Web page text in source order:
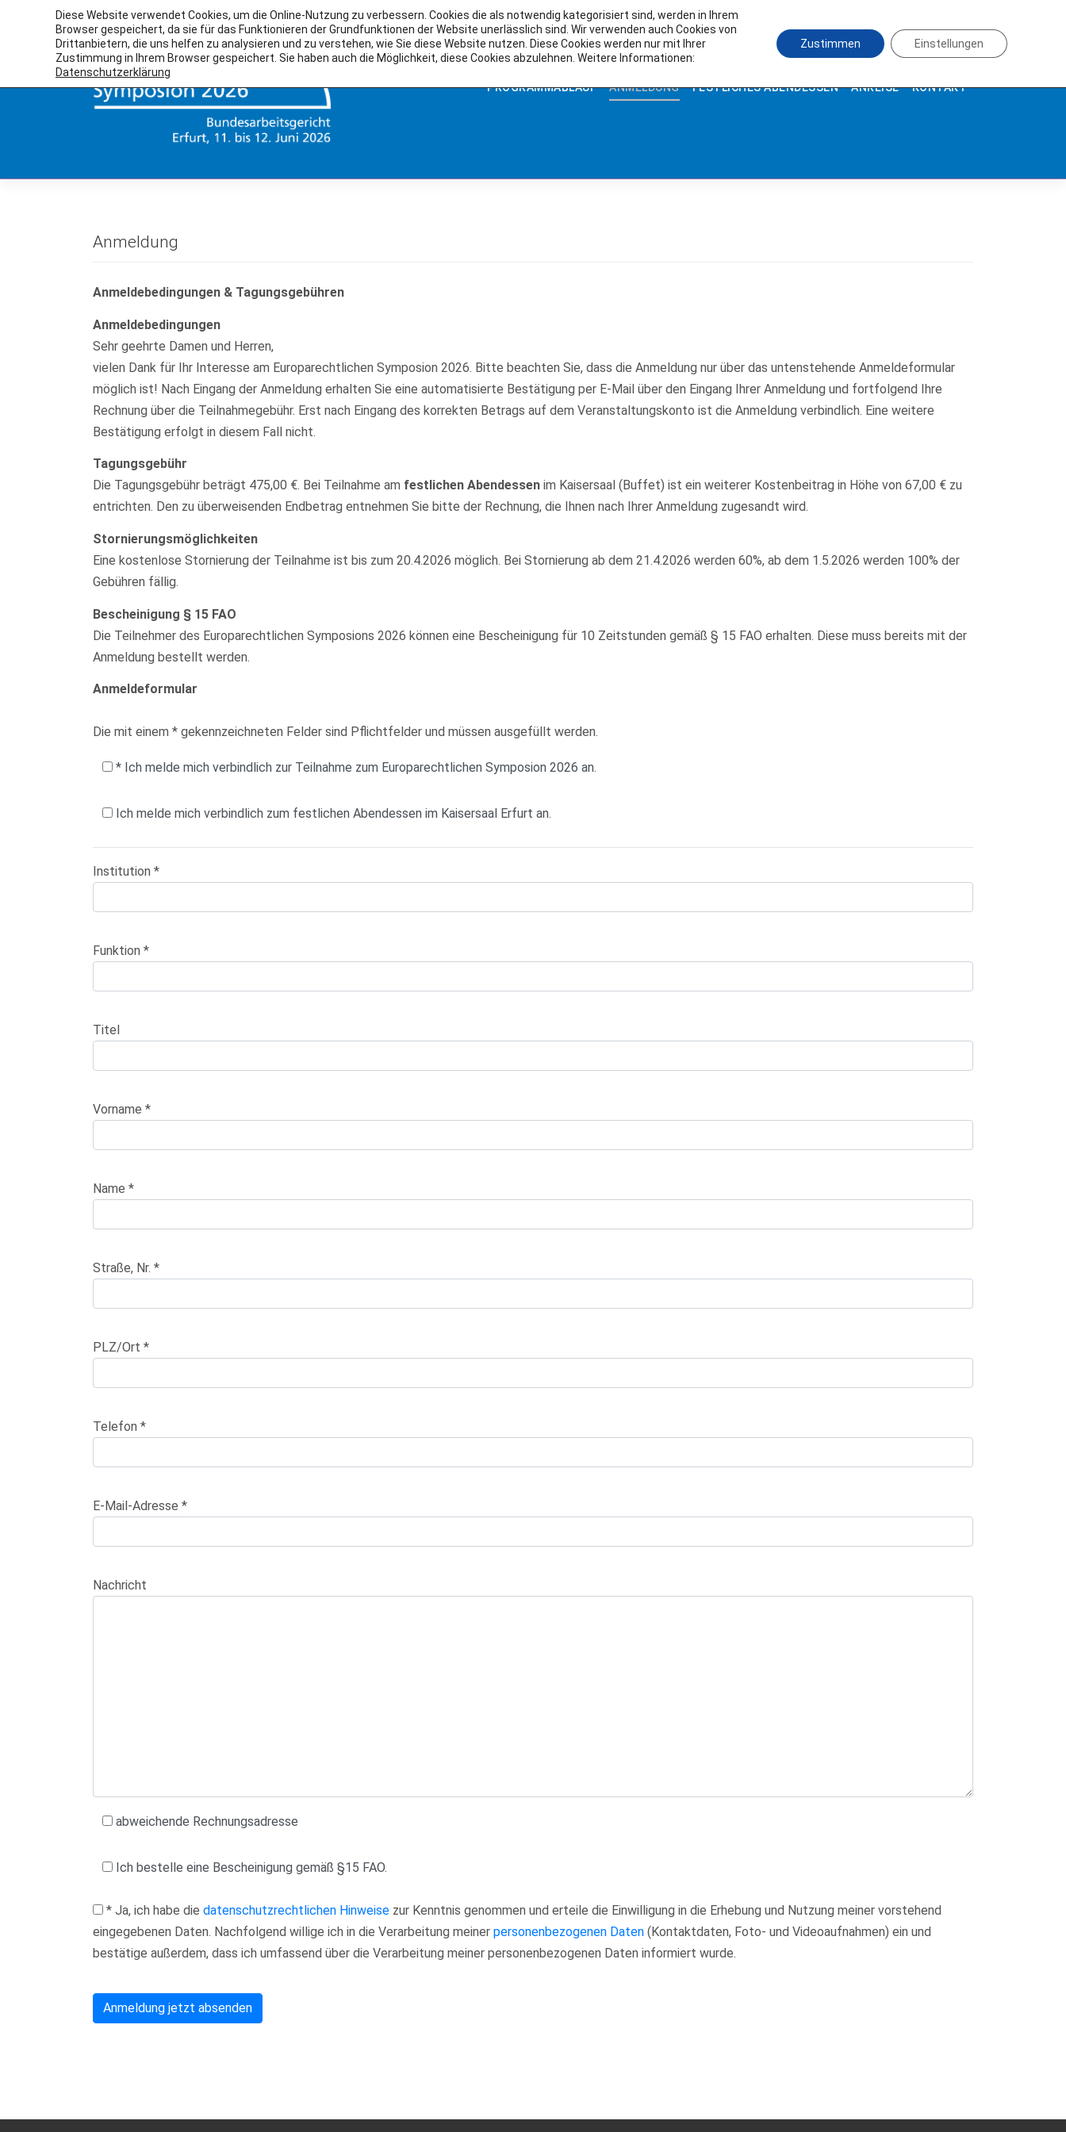
PROGRAMMABLAUF ANMELDUNG FESTLICHES ABENDESSEN ANREISE KONTAKT
Anmeldung
Anmeldebedingungen & Tagungsgebühren
Anmeldebedingungen
Sehr geehrte Damen und Herren,
vielen Dank für Ihr Interesse am Europarechtlichen Symposion 2026. Bitte beachten Sie, dass die Anmeldung nur über das untenstehende Anmeldeformular
möglich ist! Nach Eingang der Anmeldung erhalten Sie eine automatisierte Bestätigung per E-Mail über den Eingang Ihrer Anmeldung und fortfolgend Ihre
Rechnung über die Teilnahmegebühr. Erst nach Eingang des korrekten Betrags auf dem Veranstaltungskonto ist die Anmeldung verbindlich. Eine weitere
Bestätigung erfolgt in diesem Fall nicht.
Tagungsgebühr
Die Tagungsgebühr beträgt 475,00 €. Bei Teilnahme am festlichen Abendessen im Kaisersaal (Buffet) ist ein weiterer Kostenbeitrag in Höhe von 67,00 € zu
entrichten. Den zu überweisenden Endbetrag entnehmen Sie bitte der Rechnung, die Ihnen nach Ihrer Anmeldung zugesandt wird.
Stornierungsmöglichkeiten
Eine kostenlose Stornierung der Teilnahme ist bis zum 20.4.2026 möglich. Bei Stornierung ab dem 21.4.2026 werden 60%, ab dem 1.5.2026 werden 100% der
Gebühren fällig.
Bescheinigung § 15 FAO
Die Teilnehmer des Europarechtlichen Symposions 2026 können eine Bescheinigung für 10 Zeitstunden gemäß § 15 FAO erhalten. Diese muss bereits mit der
Anmeldung bestellt werden.
Anmeldeformular
Die mit einem * gekennzeichneten Felder sind Pflichtfelder und müssen ausgefüllt werden.
* Ich melde mich verbindlich zur Teilnahme zum Europarechtlichen Symposion 2026 an.
Ich melde mich verbindlich zum festlichen Abendessen im Kaisersaal Erfurt an.
Institution *
Funktion *
Titel
Vorname *
Name *
Straße, Nr. *
PLZ/Ort *
Telefon *
E-Mail-Adresse *
Nachricht
abweichende Rechnungsadresse
Ich bestelle eine Bescheinigung gemäß §15 FAO.
* Ja, ich habe die datenschutzrechtlichen Hinweise zur Kenntnis genommen und erteile die Einwilligung in die Erhebung und Nutzung meiner vorstehend
eingegebenen Daten. Nachfolgend willige ich in die Verarbeitung meiner personenbezogenen Daten (Kontaktdaten, Foto- und Videoaufnahmen) ein und
bestätige außerdem, dass ich umfassend über die Verarbeitung meiner personenbezogenen Daten informiert wurde.
lasse
dieses
Diese Website verwendet Cookies, um die Online-Nutzung zu verbessern. Cookies die als notwendig kategorisiert sind, werden in Ihrem
Browser gespeichert, da sie für das Funktionieren der Grundfunktionen der Website unerlässlich sind. Wir verwenden auch Cookies von
Drittanbietern, die uns helfen zu analysieren und zu verstehen, wie Sie diese Website nutzen. Diese Cookies werden nur mit Ihrer
Zustimmung in Ihrem Browser gespeichert. Sie haben auch die Möglichkeit, diese Cookies abzulehnen. Weitere Informationen:
Datenschutzerklärung
Zustimmen Einstellungen